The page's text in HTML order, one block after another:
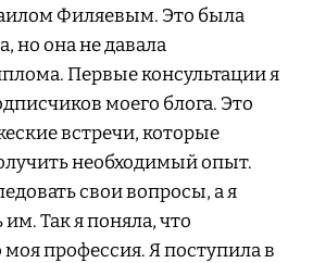
Филяевым. Это была
но она не давала
Первые консультации я
моего блога. Это
встречи, которые
необходимый опыт.
свои вопросы, а я
Так я поняла, что
профессия. Я поступила в